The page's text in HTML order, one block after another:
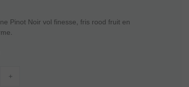
Pinot Noir vol finesse, fris rood fruit en
+